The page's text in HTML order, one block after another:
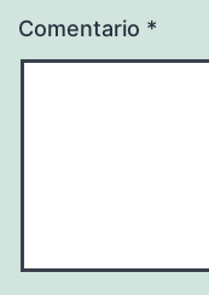
Comentario *